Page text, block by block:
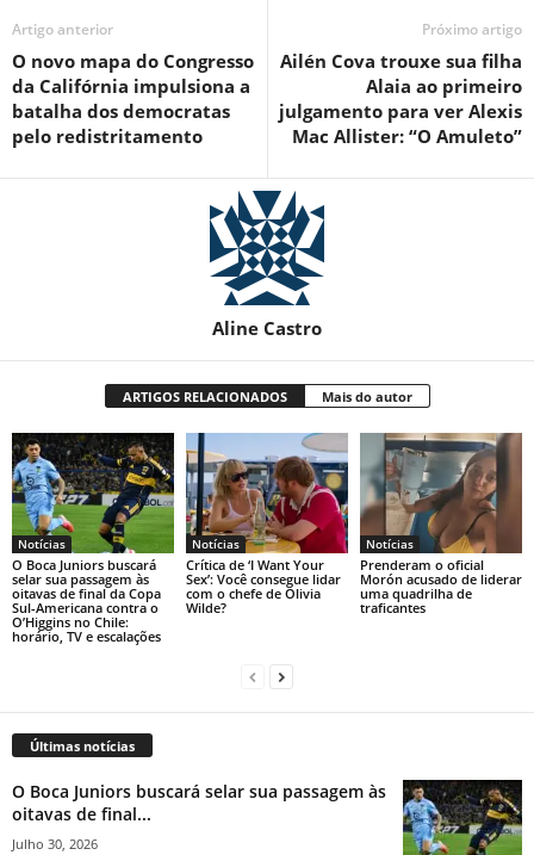
Artigo anterior
O novo mapa do Congresso
da Califórnia impulsiona a
batalha dos democratas
pelo redistritamento
Próximo artigo
Ailén Cova trouxe sua filha
Alaia ao primeiro
julgamento para ver Alexis
Mac Allister: “O Amuleto”
Aline Castro
ARTIGOS RELACIONADOS Mais do autor
Notícias
O Boca Juniors buscará
selar sua passagem às
oitavas de final da Copa
Sul-Americana contra o
O’Higgins no Chile:
horário, TV e escalações
Notícias
Crítica de ‘I Want Your
Sex’: Você consegue lidar
com o chefe de Olivia
Wilde?
Notícias
Prenderam o oficial
Morón acusado de liderar
uma quadrilha de
traficantes
Últimas notícias
O Boca Juniors buscará selar sua passagem às
oitavas de final...
Julho 30, 2026